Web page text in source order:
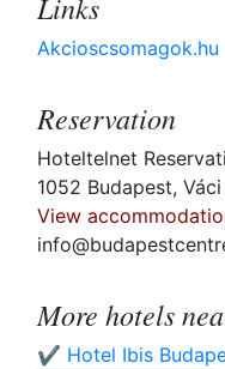
Akcioscsomagok.hu
Reservation
Hoteltelnet
1052 Budapest,
View
More hotels
✔️ Hotel Ibis